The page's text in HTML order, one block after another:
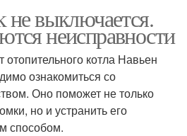
не выключается.
неисправности
котла Навьен
ознакомиться со
Оно поможет не только
но и устранить его
способом.